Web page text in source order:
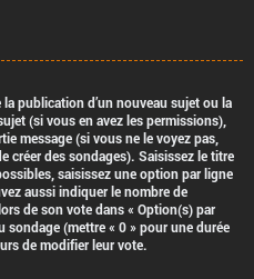
publication d’un nouveau sujet ou la
(si vous en avez les permissions),
message (si vous ne le voyez pas,
créer des sondages). Saisissez le titre
saisissez une option par ligne
aussi indiquer le nombre de
de son vote dans « Option(s) par
sondage (mettre « 0 » pour une durée
de modifier leur vote.